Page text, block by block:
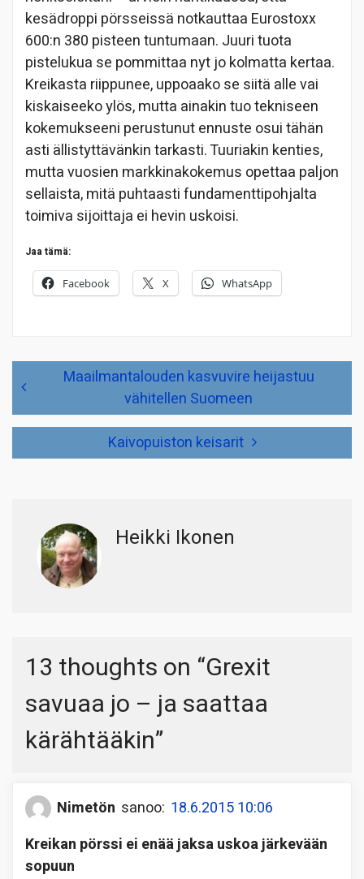
kesädroppi pörsseissä notkauttaa Eurostoxx
600:n 380 pisteen tuntumaan. Juuri tuota
pistelukua se pommittaa nyt jo kolmatta kertaa.
Kreikasta riippunee, uppoaako se siitä alle vai
kiskaiseeko ylös, mutta ainakin tuo tekniseen
kokemukseeni perustunut ennuste osui tähän
asti ällistyttävänkin tarkasti. Tuuriakin kenties,
mutta vuosien markkinakokemus opettaa paljon
sellaista, mitä puhtaasti fundamenttipohjalta
toimiva sijoittaja ei hevin uskoisi.
Jaa tämä:
Facebook X WhatsApp
Artikkelien
selaus
Maailmantalouden kasvuvire heijastuu
vähitellen Suomeen
Kaivopuiston keisarit
Heikki Ikonen
13 thoughts on “Grexit
savuaa jo – ja saattaa
kärähtääkin”
Nimetön sanoo: 18.6.2015 10:06
Kreikan pörssi ei enää jaksa uskoa järkevään
sopuun